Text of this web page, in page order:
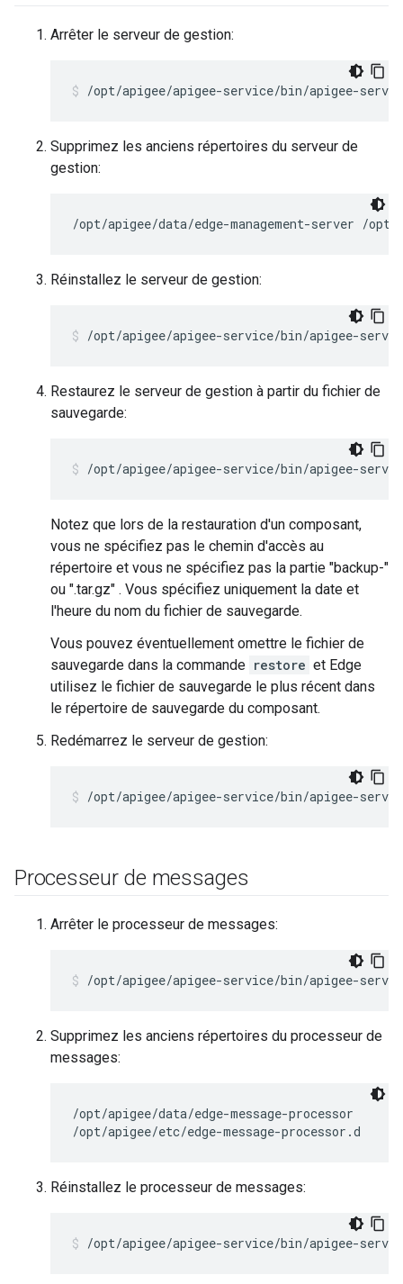
Arrêter le serveur de gestion:
/opt/apigee/apigee-service/bin/apigee-
Supprimez les anciens répertoires du serveur de
gestion:
/opt/apigee/data/edge-management-server /opt/
Réinstallez le serveur de gestion:
/opt/apigee/apigee-service/bin/apigee-
Restaurez le serveur de gestion à partir du fichier de
sauvegarde:
/opt/apigee/apigee-service/bin/apigee-
Notez que lors de la restauration d'un composant,
vous ne spécifiez pas le chemin d'accès au
répertoire et vous ne spécifiez pas la partie "backup-"
ou ".tar.gz" . Vous spécifiez uniquement la date et
l'heure du nom du fichier de sauvegarde.
Vous pouvez éventuellement omettre le fichier de
sauvegarde dans la commande restore et Edge
utilisez le fichier de sauvegarde le plus récent dans
le répertoire de sauvegarde du composant.
Redémarrez le serveur de gestion:
/opt/apigee/apigee-service/bin/apigee-
Processeur de messages
Arrêter le processeur de messages:
/opt/apigee/apigee-service/bin/apigee-
Supprimez les anciens répertoires du processeur de
messages:
/opt/apigee/data/edge-message-processor
/opt/apigee/etc/edge-message-processor.d
Réinstallez le processeur de messages:
/opt/apigee/apigee-service/bin/apigee-